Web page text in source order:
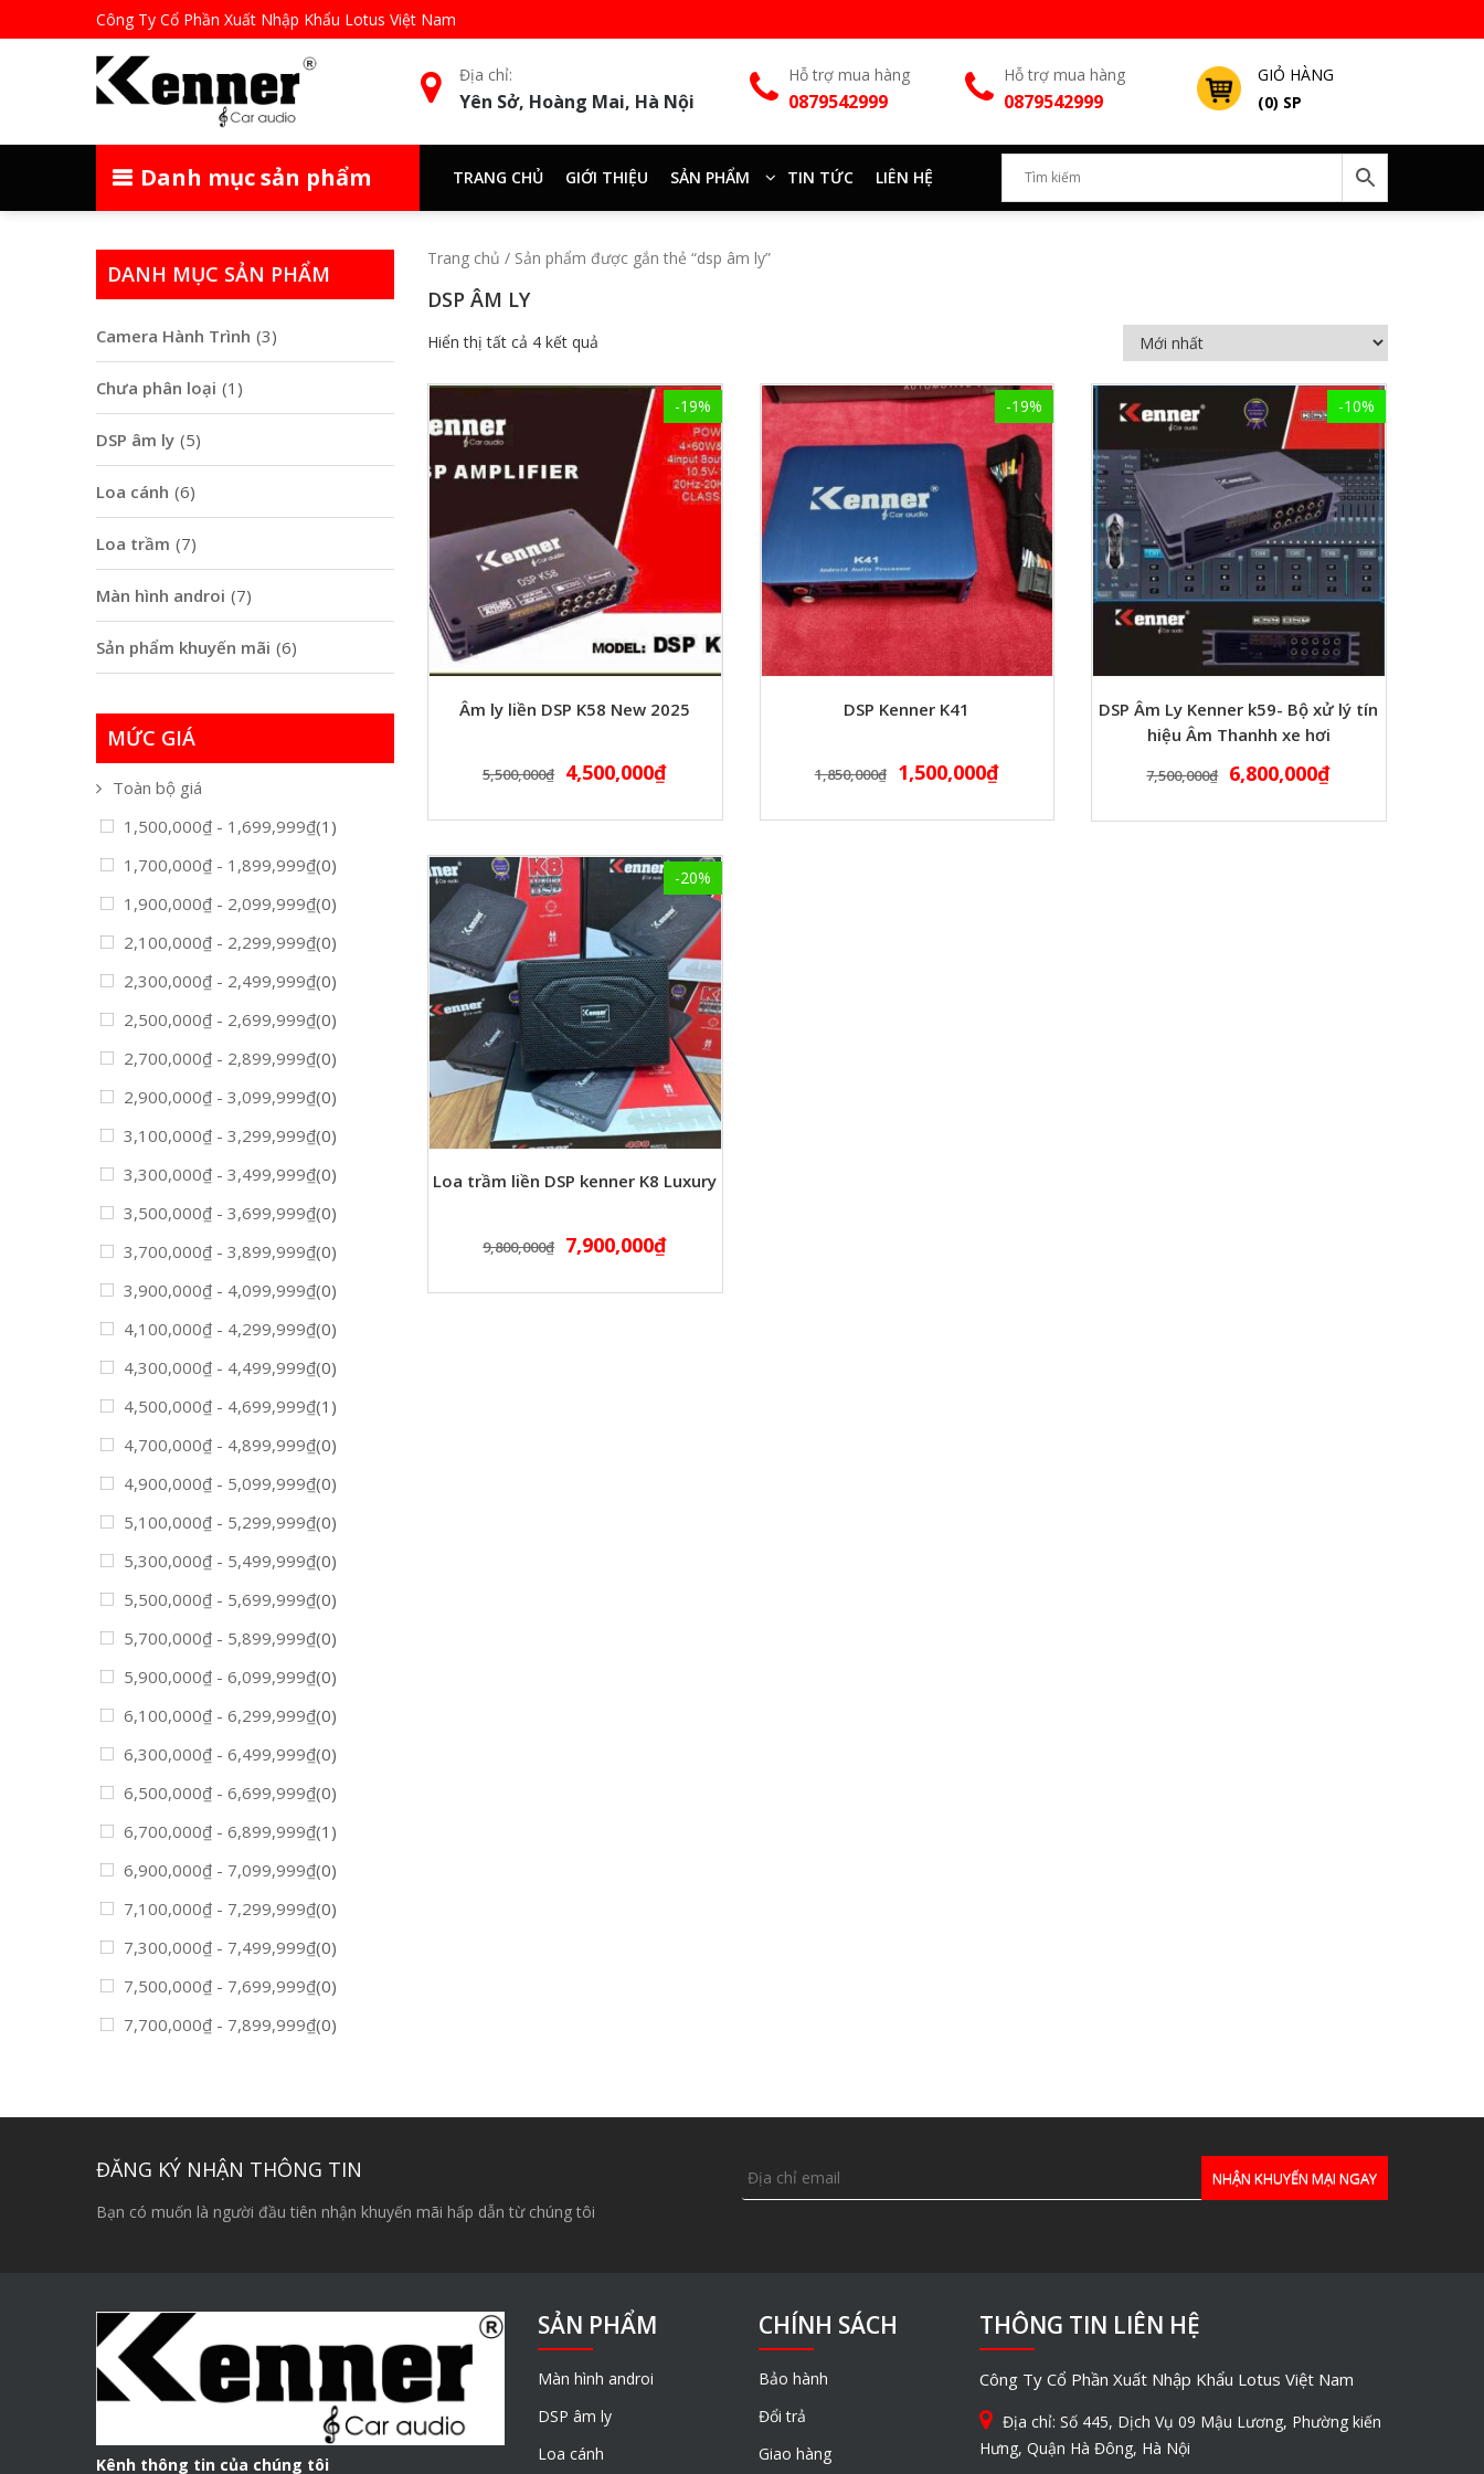
Công Ty Cổ Phần Xuất Nhập Khẩu Lotus Việt Nam
GIỎ HÀNG
(0) SP
Địa chỉ:
Yên Sở, Hoàng Mai, Hà Nội
Hỗ trợ mua hàng
0879542999
Hỗ trợ mua hàng
0879542999
Danh mục sản phẩm TRANG CHỦ GIỚI THIỆU SẢN PHẨM TIN TỨC LIÊN HỆ
Trang chủ / Sản phẩm được gắn thẻ “dsp âm ly”
DSP ÂM LY
Hiển thị tất cả 4 kết quả
-19%
Âm ly liền DSP K58 New 2025
5,500,000₫ 4,500,000₫
-19%
DSP Kenner K41
1,850,000₫ 1,500,000₫
-10%
DSP Âm Ly Kenner k59- Bộ xử lý tín
hiệu Âm Thanhh xe hơi
7,500,000₫ 6,800,000₫
-20%
Loa trầm liền DSP kenner K8 Luxury
9,800,000₫ 7,900,000₫
DANH MỤC SẢN PHẨM
Camera Hành Trình (3)
Chưa phân loại (1)
DSP âm ly (5)
Loa cánh (6)
Loa trầm (7)
Màn hình androi (7)
Sản phẩm khuyến mãi (6)
MỨC GIÁ
Toàn bộ giá
1,500,000₫ - 1,699,999₫(1)
1,700,000₫ - 1,899,999₫(0)
1,900,000₫ - 2,099,999₫(0)
2,100,000₫ - 2,299,999₫(0)
2,300,000₫ - 2,499,999₫(0)
2,500,000₫ - 2,699,999₫(0)
2,700,000₫ - 2,899,999₫(0)
2,900,000₫ - 3,099,999₫(0)
3,100,000₫ - 3,299,999₫(0)
3,300,000₫ - 3,499,999₫(0)
3,500,000₫ - 3,699,999₫(0)
3,700,000₫ - 3,899,999₫(0)
3,900,000₫ - 4,099,999₫(0)
4,100,000₫ - 4,299,999₫(0)
4,300,000₫ - 4,499,999₫(0)
4,500,000₫ - 4,699,999₫(1)
4,700,000₫ - 4,899,999₫(0)
4,900,000₫ - 5,099,999₫(0)
5,100,000₫ - 5,299,999₫(0)
5,300,000₫ - 5,499,999₫(0)
5,500,000₫ - 5,699,999₫(0)
5,700,000₫ - 5,899,999₫(0)
5,900,000₫ - 6,099,999₫(0)
6,100,000₫ - 6,299,999₫(0)
6,300,000₫ - 6,499,999₫(0)
6,500,000₫ - 6,699,999₫(0)
6,700,000₫ - 6,899,999₫(1)
6,900,000₫ - 7,099,999₫(0)
7,100,000₫ - 7,299,999₫(0)
7,300,000₫ - 7,499,999₫(0)
7,500,000₫ - 7,699,999₫(0)
7,700,000₫ - 7,899,999₫(0)
ĐĂNG KÝ NHẬN THÔNG TIN
Bạn có muốn là người đầu tiên nhận khuyến mãi hấp dẫn từ chúng tôi
Kênh thông tin của chúng tôi
SẢN PHẨM
Màn hình androi
DSP âm ly
Loa cánh
CHÍNH SÁCH
Bảo hành
Đổi trả
Giao hàng
THÔNG TIN LIÊN HỆ
Công Ty Cổ Phần Xuất Nhập Khẩu Lotus Việt Nam
Địa chỉ: Số 445, Dịch Vụ 09 Mậu Lương, Phường kiến
Hưng, Quận Hà Đông, Hà Nội